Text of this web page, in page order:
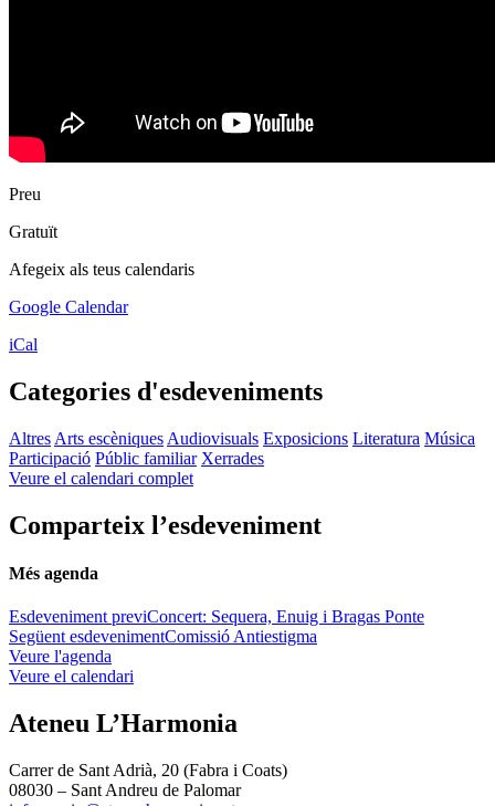
Preu
Gratuït
Afegeix als teus calendaris
Google Calendar
iCal
Categories d'esdeveniments
Altres Arts escèniques Audiovisuals Exposicions Literatura Música
Participació Públic familiar Xerrades
Veure el calendari complet
Comparteix l’esdeveniment
Més agenda
Esdeveniment previConcert: Sequera, Enuig i Bragas Ponte
Següent esdevenimentComissió Antiestigma
Veure l'agenda
Veure el calendari
Ateneu L’Harmonia
Carrer de Sant Adrià, 20 (Fabra i Coats)
08030 – Sant Andreu de Palomar